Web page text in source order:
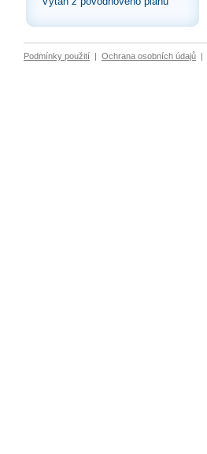
Podmínky použití | Ochrana osobních údajů |